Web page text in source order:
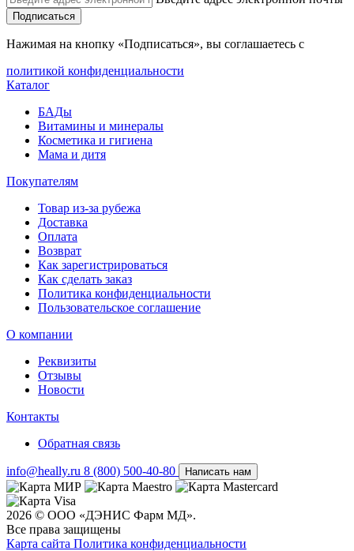
Подписаться
Нажимая на кнопку «Подписаться», вы соглашаетесь с
политикой конфиденциальности
Каталог
БАДы
Витамины и минералы
Косметика и гигиена
Мама и дитя
Покупателям
Товар из-за рубежа
Доставка
Оплата
Возврат
Как зарегистрироваться
Как сделать заказ
Политика конфиденциальности
Пользовательское соглашение
О компании
Реквизиты
Отзывы
Новости
Контакты
Обратная связь
info@heally.ru 8 (800) 500-40-80 Написать нам
2026 © ООО «ДЭНИС Фарм МД».
Все права защищены
Карта сайта Политика конфиден­циальности